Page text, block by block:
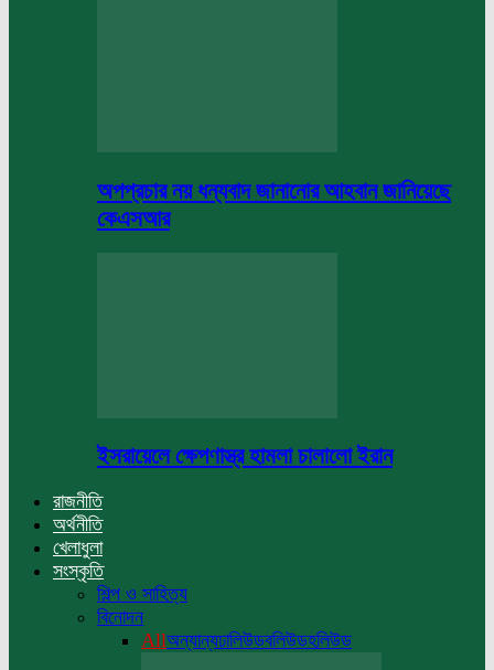
অপপ্রচার নয় ধন্যবাদ জানানোর আহবান জানিয়েছে
কেএসআর
ইসরায়েলে ক্ষেপণাস্ত্র হামলা চালালো ইরান
রাজনীতি
অর্থনীতি
খেলাধুলা
সংস্কৃতি
শিল্প ও সাহিত্য
বিনোদন
Allঅন্যান্যঢালিউডবলিউডহলিউড